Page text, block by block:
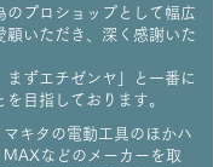
のプロショップとして幅広
顧いただき、深く感謝いた
まずエチゼンヤ」と一番に
目指しております。
キタの電動工具のほかハ
などのメーカーを取